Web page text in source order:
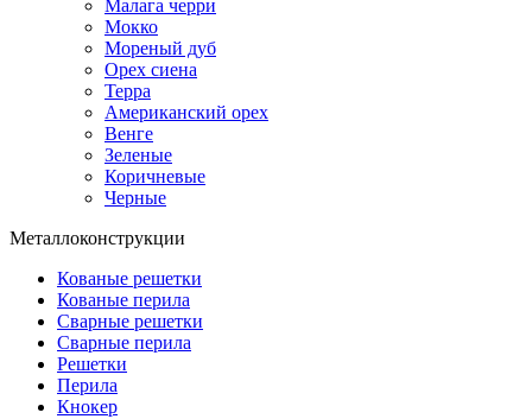
Малага черри
Мокко
Мореный дуб
Орех сиена
Терра
Американский орех
Венге
Зеленые
Коричневые
Черные
Металлоконструкции
Кованые решетки
Кованые перила
Сварные решетки
Сварные перила
Решетки
Перила
Кнокер